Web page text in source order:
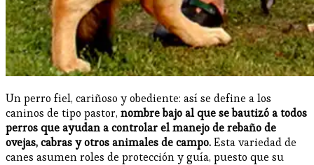
Un perro fiel, cariñoso y obediente: así se define a los
caninos de tipo pastor, nombre bajo al que se bautizó a todos
perros que ayudan a controlar el manejo de rebaño de
ovejas, cabras y otros animales de campo.Esta variedad de
canes asumen roles de protección y guía, puesto que su